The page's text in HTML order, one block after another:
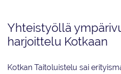
Yhteistyöllä
harjoittelu Kotkaan
Kotkan Taitoluistelu sai